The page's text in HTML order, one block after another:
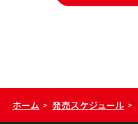
ホーム > 発売スケジュール >